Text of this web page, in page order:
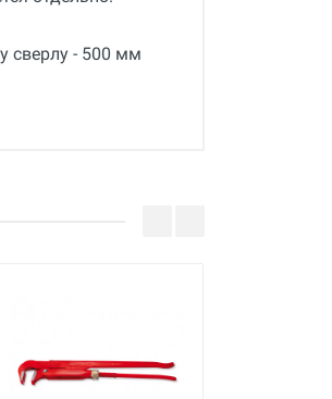
сверлу - 500 мм